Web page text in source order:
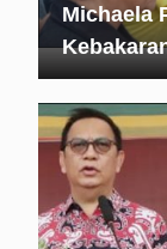
Michaela